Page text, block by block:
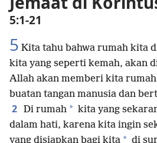
5:1-21
5 Kita tahu bahwa rumah kita
kita yang seperti kemah, akan
Allah akan memberi kita
buatan tangan manusia dan
2 Di rumah * kita yang
dalam hati, karena kita ingin
yang disiapkan bagi kita * di